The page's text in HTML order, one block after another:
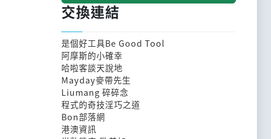
交換連結
是個好工具Be Good Tool
阿摩斯的小確幸
哈啦客談天說地
Mayday麥帶先生
Liumang 碎碎念
程式的奇技淫巧之道
Bon部落網
港澳資訊